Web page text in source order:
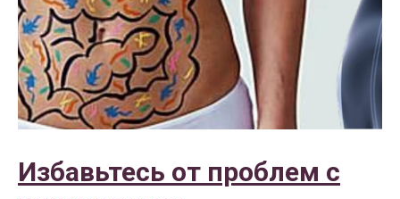
Избавьтесь от проблем с